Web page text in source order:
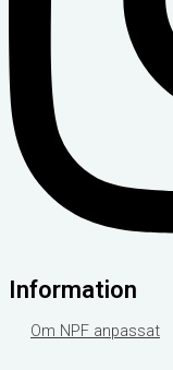
Information
Om NPF anpassat